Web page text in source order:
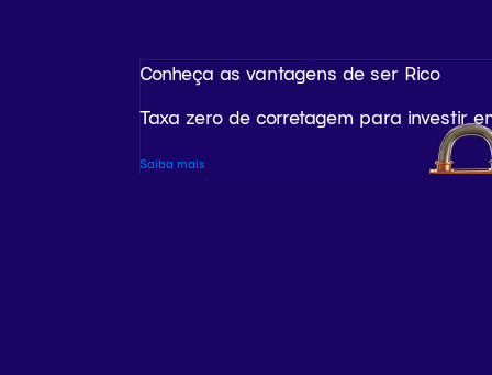
Conheça as vantagens de ser Rico
Taxa zero de corretagem para investir
Saiba mais